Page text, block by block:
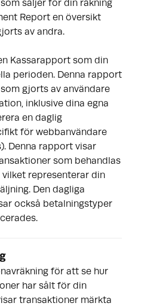
säljer för din räkning
Report en översikt
av andra.
Kassarapport som din
perioden. Denna rapport
gjorts av användare
inklusive dina egna
en daglig
för webbanvändare
Denna rapport visar
som behandlas
representerar din
Den dagliga
också betalningstyper
för att se hur
har sålt för din
transaktioner märkta